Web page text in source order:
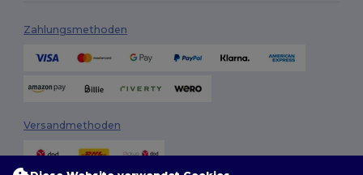
Zahlungsmethoden
Versandmethoden